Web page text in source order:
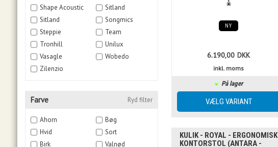
Shape Acoustic
Sitland
Sitland
Songmics
Steppie
Team
Tronhill
Unilux
Vasagle
Wobedo
Zilenzio
Farve Ryd filter
Ahorn
Bøg
Hvid
Sort
Birk
Valnød
NY
6.190,00 DKK
inkl. moms
På lager
KULIK - ROYAL - ERGONOMISK
KONTORSTOL (ANTARA -